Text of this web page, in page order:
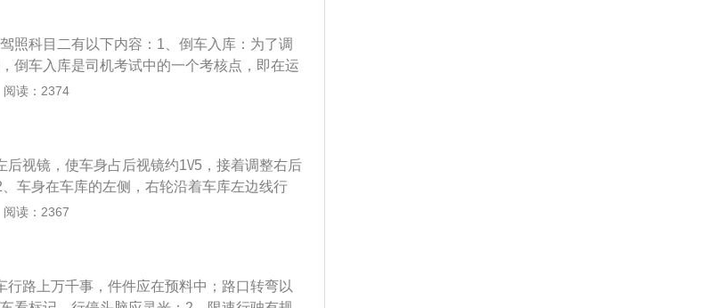
，再把左后镜子看后轮压线右打死，等到车身
记左灯闪；慢抬离合看左角，触到左线回一
车完。
考试大纲的一部分，本大纲考试部分分为三
部门组织，考试顺序按照科目一、科目二、科
后，可以参加下一科目的考试；前一科目考试
照科目二有以下内容：1、倒车入库：为了调
倒车入库是司机考试中的一个考核点，即在运
；2、侧方停车：侧方停车在城市中越来越普
车和起步：坡道定点停车和起步是驾驶员考试
在坡度≥10%、≥30米坡长的坡道上的固定位置
者的协调配合；4、直角转弯：直角转弯是驾
来考核驾驶员在急转弯路段驾驶车辆时正确操
轮的差别；5、曲线驾驶：曲线驾驶是驾驶员
。
阅读：2374
后视镜，使车身占后视镜约1\/5，接着调整右后
车身在车库的左侧，右轮沿着车库左边线行
库上边线以的50cm处停车；3、然后打开左转
后角时，向左回轮1.5圈，然后继续倒车；5、
到边缘线时，向左打死方向到车身摆正，然后
阅读：2367
路上万千事，件件应在预料中；路口转弯以